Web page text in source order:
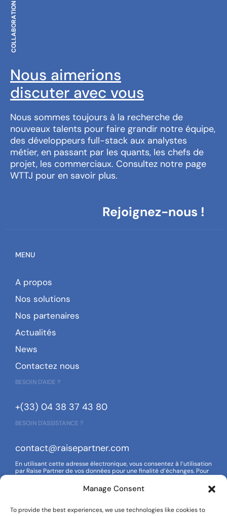
Manage Consent
To provide the best experiences, we use technologies like cookies to
COLLABORATION
Nous aimerions
discuter avec vous
Nous sommes toujours à la recherche de
nouveaux talents pour faire grandir notre équipe,
des développeurs full-stack aux analystes
métier, en passant par les quants, les chefs de
projet, les commerciaux. Consultez notre page
WTTJ pour en savoir plus.
Rejoignez-nous !
MENU
A propos
Nos solutions
Nos partenaires
Actualités
News
Contactez nous
BESOIN D'AIDE ?
+(33) 04 38 37 43 80
BESOIN D'ASSISTANCE ?
contact@raisepartner.com
En utilisant cette adresse électronique, vous consentez à l’utilisation
par Raise Partner de vos données pour une finalité d’échanges. Pour
reportez-vous à notre politique de confidentialité.